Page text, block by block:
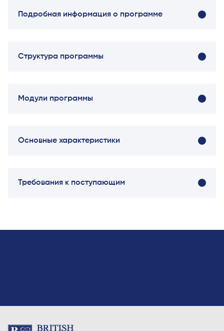
Подробная информация о программе
Структура программы
Модули программы
Коммуникация в команде
Основные характеристики
Требования к поступающим